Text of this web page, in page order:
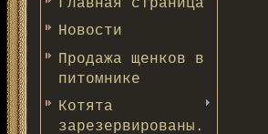
Главная страница
Новости
Продажа щенков в
питомнике
Котята
зарезервированы.